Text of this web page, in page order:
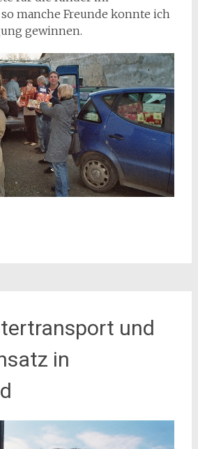
manche Freunde konnte ich
gewinnen.
und
in